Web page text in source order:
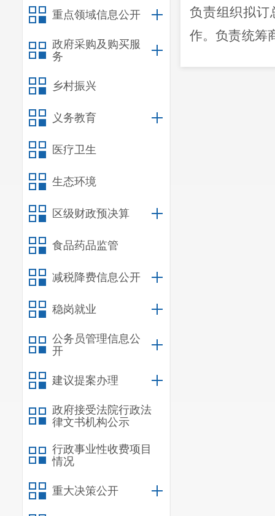
重点领域信息公开
政府采购及购买服
务
乡村振兴
义务教育
医疗卫生
生态环境
区级财政预决算
食品药品监管
减税降费信息公开
稳岗就业
公务员管理信息公
开
建议提案办理
政府接受法院行政法
律文书机构公示
行政事业性收费项目
情况
重大决策公开
负责组织拟订
作。负责统筹